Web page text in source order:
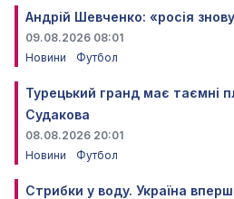
Андрій Шевченко: «росія
09.08.2026 08:01
Новини
Футбол
Турецький гранд має таємні
Судакова
08.08.2026 20:01
Новини
Футбол
Стрибки у воду. Україна